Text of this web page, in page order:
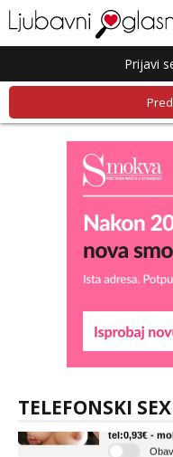
Prijavi
TELEFONSKI
Liliana
Tel:064/677-